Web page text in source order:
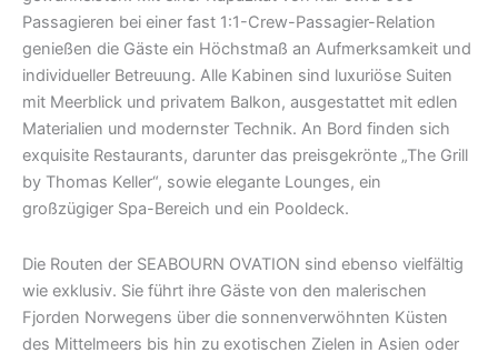
Passagieren bei einer fast 1:1-Crew-Passagier-Relation
genießen die Gäste ein Höchstmaß an Aufmerksamkeit und
individueller Betreuung. Alle Kabinen sind luxuriöse Suiten
mit Meerblick und privatem Balkon, ausgestattet mit edlen
Materialien und modernster Technik. An Bord finden sich
exquisite Restaurants, darunter das preisgekrönte „The Grill
by Thomas Keller“, sowie elegante Lounges, ein
großzügiger Spa-Bereich und ein Pooldeck.
Die Routen der SEABOURN OVATION sind ebenso vielfältig
wie exklusiv. Sie führt ihre Gäste von den malerischen
Fjorden Norwegens über die sonnenverwöhnten Küsten
des Mittelmeers bis hin zu exotischen Zielen in Asien oder